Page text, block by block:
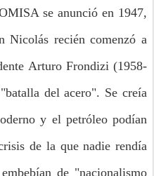
se anunció en 1947,
Nicolás recién comenzó a
Arturo Frondizi (1958-
del acero". Se creía
y el petróleo podían
de la que nadie rendía
de "nacionalismo